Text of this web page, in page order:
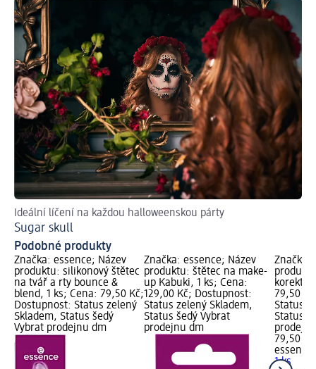
Ideální líčení na každou halloweenskou párty
Sugar skull
Podobné produkty
Značka: essence; Název
produktu: silikonový štětec
na tvář a rty bounce &
blend, 1 ks; Cena: 79,50 Kč;
Dostupnost: Status zelený
Skladem, Status šedý
Vybrat prodejnu dm
Značka: essence; Název
produktu: štětec na make-
up Kabuki, 1 ks; Cena:
129,00 Kč; Dostupnost:
Status zelený Skladem,
Status šedý Vybrat
prodejnu dm
Značka:
79,50
Status
Status
79,50 Kč
essence
1 ks